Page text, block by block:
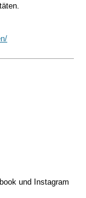
und Instagram